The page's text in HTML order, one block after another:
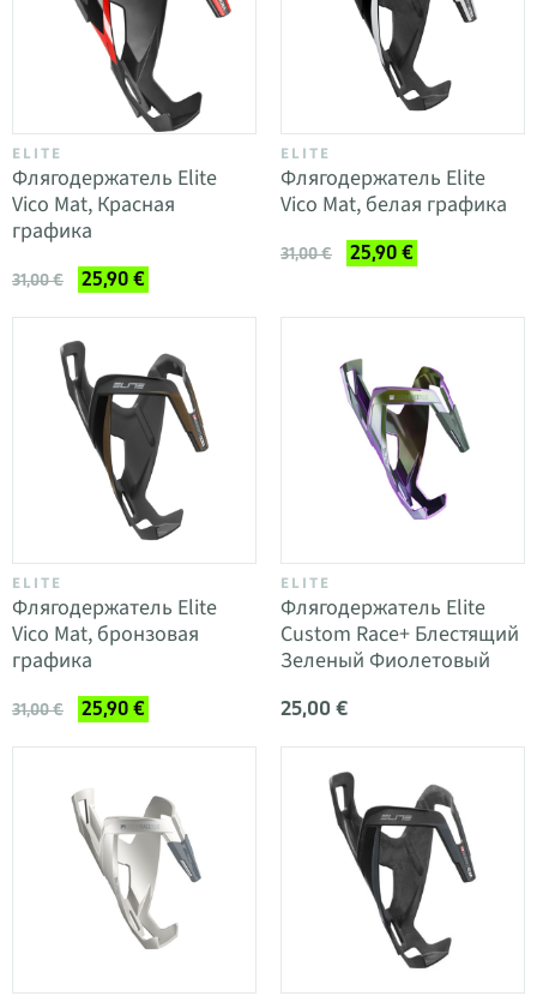
ELITE
Флягодержатель Elite
Vico Mat, Красная
графика
31,00 € 25,90 €
ELITE
Флягодержатель Elite
Vico Mat, белая графика
31,00 € 25,90 €
ELITE
Флягодержатель Elite
Vico Mat, бронзовая
графика
31,00 € 25,90 €
ELITE
Флягодержатель Elite
Custom Race+ Блестящий
Зеленый Фиолетовый
25,00 €